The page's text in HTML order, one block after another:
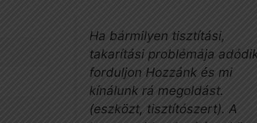
Ha bármilyen tisztítási,
takarítási problémája
forduljon Hozzánk és mi
kínálunk rá megoldást.
(eszközt, tisztítószert). A